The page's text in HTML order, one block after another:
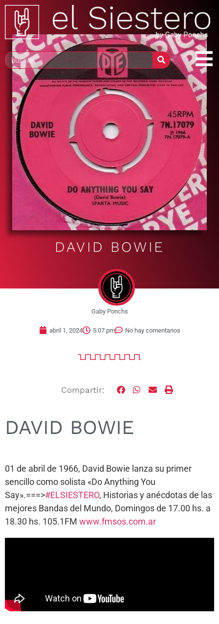
DAVID BOWIE
Gaby Ponchs
abril 1, 2024 5:07 pm No hay comentarios
Compartir:
DAVID BOWIE
01 de abril de 1966, David Bowie lanza su primer
sencillo como solista «Do Anything You
Say».===>#ELSIESTERO, Historias y anécdotas de las
mejores Bandas del Mundo, Domingos de 17.00 hs. a
18.30 hs. 105.1FM www.fmsos.com.ar